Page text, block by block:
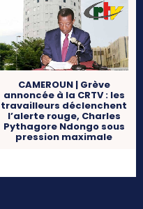
CAMEROUN | Grève
annoncée à la CRTV : les
travailleurs déclenchent
l’alerte rouge, Charles
Pythagore Ndongo sous
pression maximale